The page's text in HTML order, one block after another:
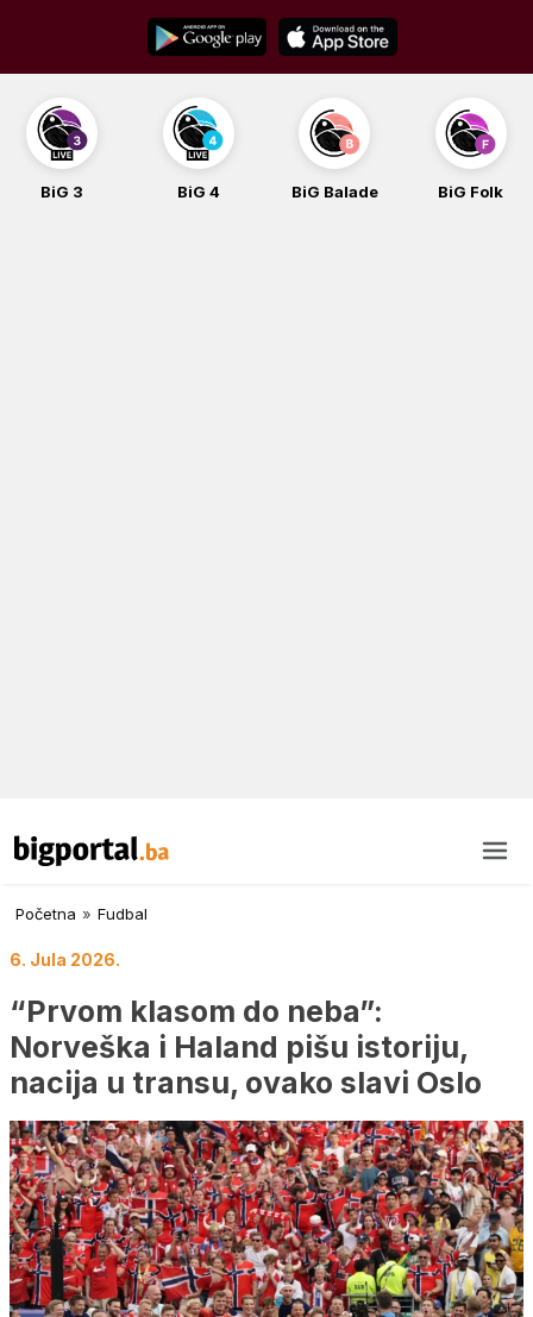
content
BiG 4 BiG Balade BiG Folk BiG iG
Početna » Fudbal
6. Jula 2026.
“Prvom klasom do neba”:
Norveška i Haland pišu istoriju,
nacija u transu, ovako slavi Oslo